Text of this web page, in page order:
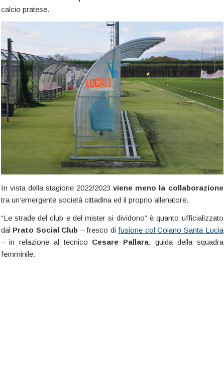
calcio pratese.
In vista della stagione 2022/2023viene meno la collaborazione
tra un’emergente società cittadina ed il proprio allenatore.
“Le strade del club e del mister si dividono” è quanto ufficializzato
dal Prato Social Club – fresco difusione col Coiano Santa Lucia
– in relazione al tecnico Cesare Pallara, guida della squadra
femminile.